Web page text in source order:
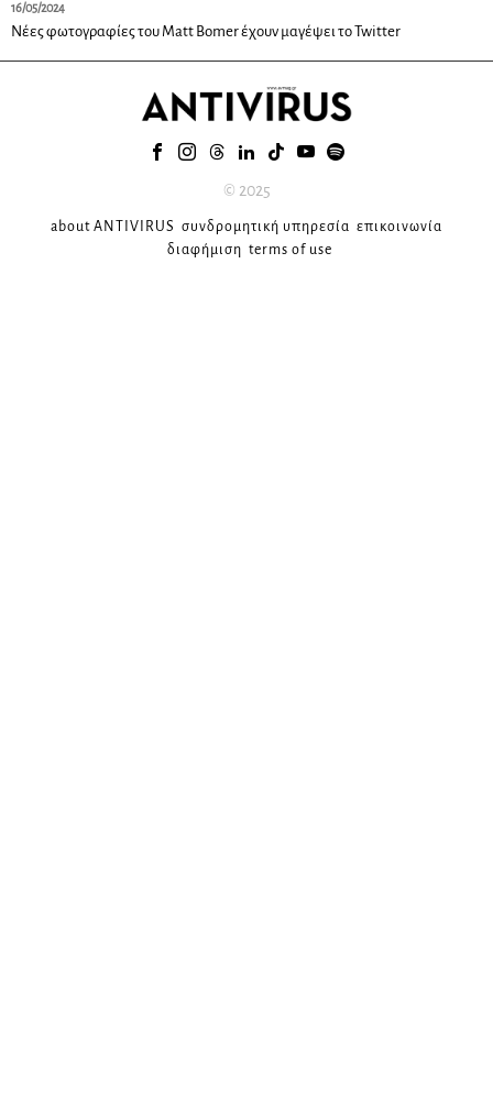
16/05/2024
Νέες φωτογραφίες του Matt Bomer έχουν μαγέψει το Twitter
© 2025
about ANTIVIRUS συνδρομητική υπηρεσία επικοινωνία
διαφήμιση terms of use